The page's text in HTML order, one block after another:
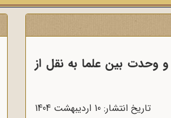
بین علما به نقل از
تاریخ انتشار: 10 ارديبهشت 1404